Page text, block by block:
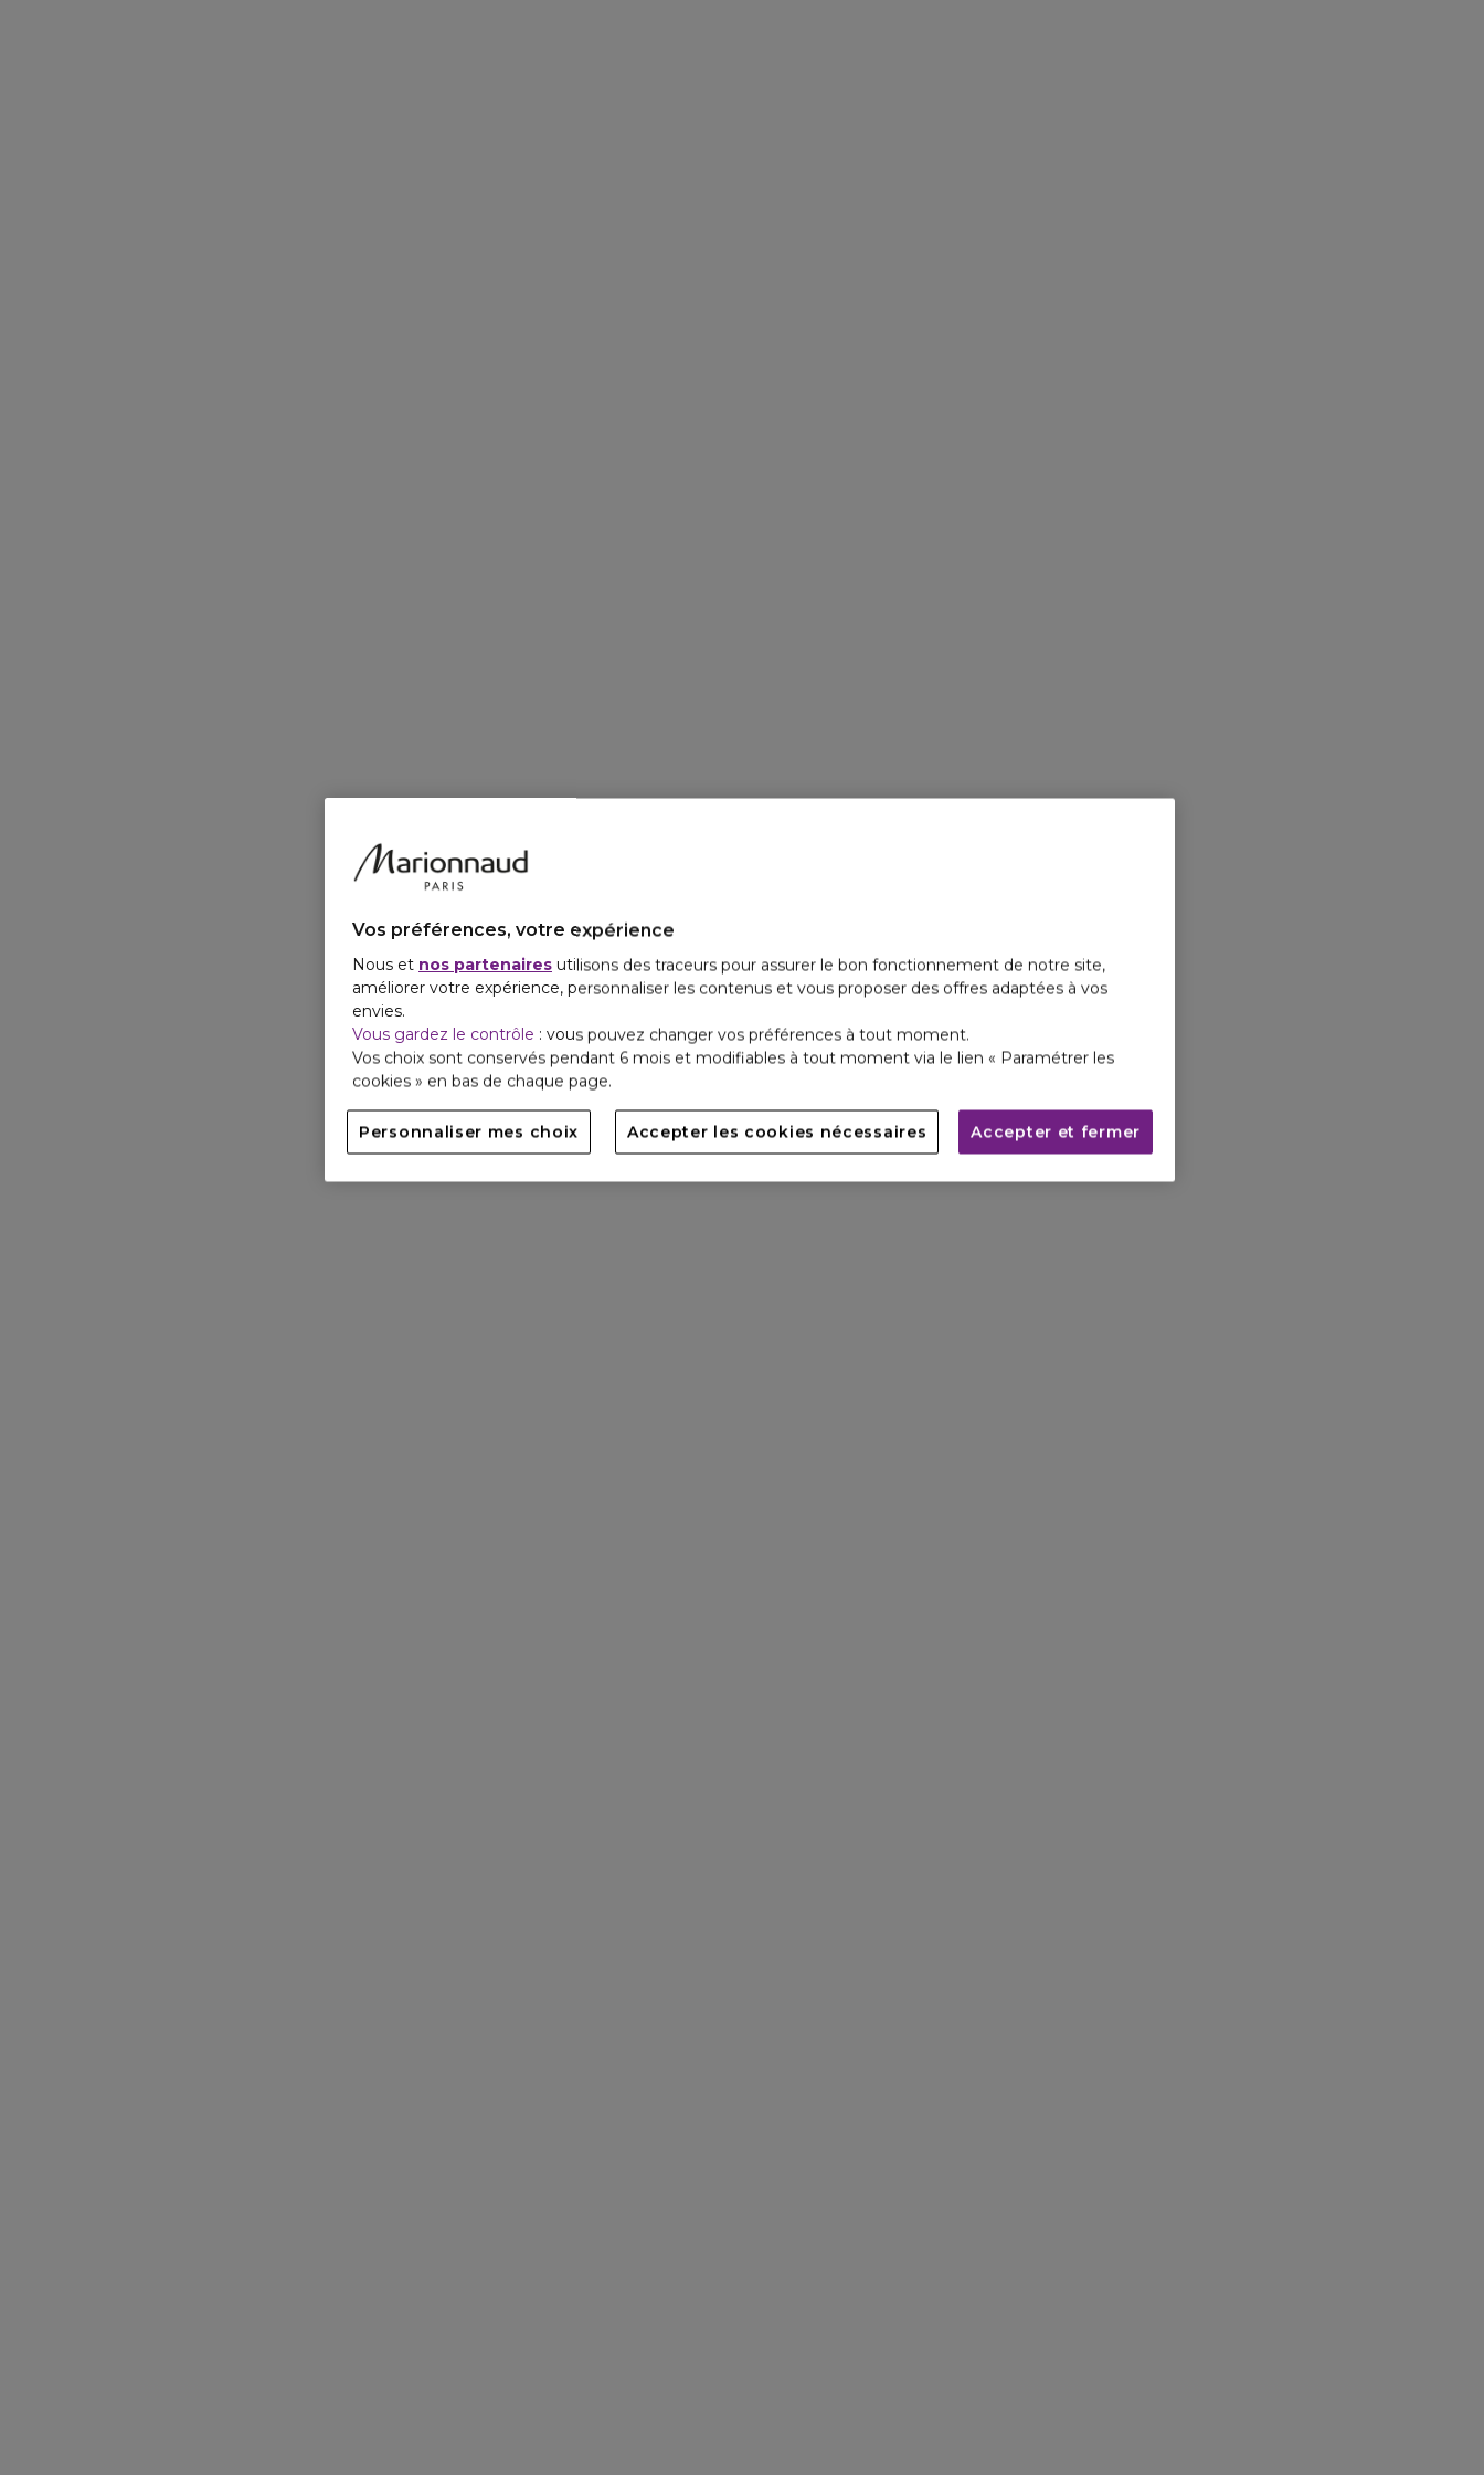
Vos préférences, votre expérience
Nous et nos partenaires utilisons des traceurs pour assurer le bon fonctionnement de notre site,
améliorer votre expérience, personnaliser les contenus et vous proposer des offres adaptées à vos
envies.
Vous gardez le contrôle : vous pouvez changer vos préférences à tout moment.
Vos choix sont conservés pendant 6 mois et modifiables à tout moment via le lien « Paramétrer les
cookies » en bas de chaque page.
Personnaliser mes choix Accepter les cookies nécessaires Accepter et fermer